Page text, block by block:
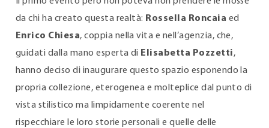
da chi ha creato questa realtà: Rossella Roncaia ed
Enrico Chiesa, coppia nella vita e nell’agenzia, che,
guidati dalla mano esperta di Elisabetta Pozzetti,
hanno deciso di inaugurare questo spazio esponendo la
propria collezione, eterogenea e molteplice dal punto di
vista stilistico ma limpidamente coerente nel
rispecchiare le loro storie personali e quelle delle